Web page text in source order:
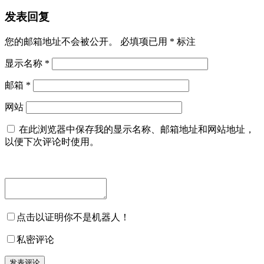
发表回复
您的邮箱地址不会被公开。 必填项已用 * 标注
显示名称 *
邮箱 *
网站
在此浏览器中保存我的显示名称、邮箱地址和网站地址，
以便下次评论时使用。
点击以证明你不是机器人！
私密评论